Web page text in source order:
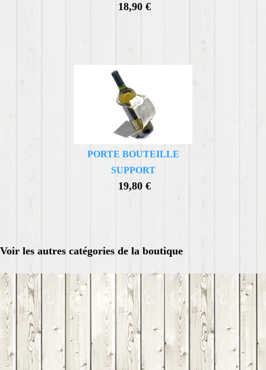
18,90 €
PORTE BOUTEILLE
SUPPORT
19,80 €
Voir les autres catégories de la boutique